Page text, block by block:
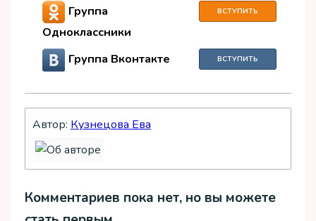
Группа
Одноклассники
ВСТУПИТЬ
Группа Вконтакте ВСТУПИТЬ
Автор: Кузнецова Ева
Комментариев пока нет, но вы можете